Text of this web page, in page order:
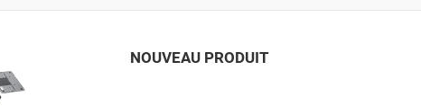
NOUVEAU PRODUIT